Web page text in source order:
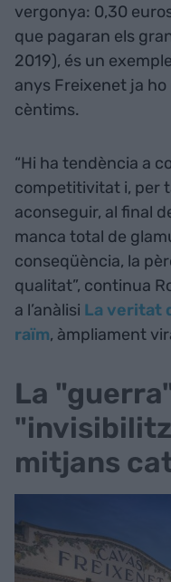
vergonya: 0,30
que pagaran els
2019), és un
anys Freixenet ja
cèntims.
“Hi ha tendència a
competitivitat i, per
aconseguir, al final
manca total de
conseqüència, la
qualitat”, continua
a l’anàlisi La veritat
raïm, àmpliament
La
mitjans